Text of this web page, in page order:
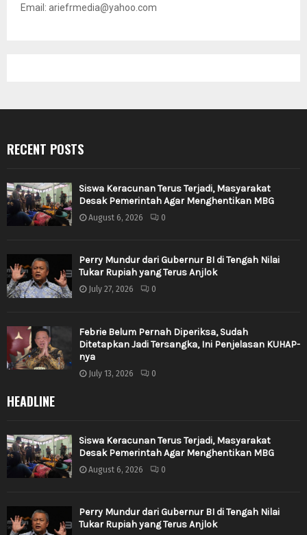
Email: ariefrmedia@yahoo.com
RECENT POSTS
Siswa Keracunan Terus Terjadi, Masyarakat
Desak Pemerintah Agar Menghentikan MBG
August 6, 2026 0
Perry Mundur dari Gubernur BI di Tengah Nilai
Tukar Rupiah yang Terus Anjlok
July 27, 2026 0
Febrie Belum Pernah Diperiksa, Sudah
Ditetapkan Jadi Tersangka, Ini Penjelasan KUHAP-
nya
July 13, 2026 0
HEADLINE
Siswa Keracunan Terus Terjadi, Masyarakat
Desak Pemerintah Agar Menghentikan MBG
August 6, 2026 0
Perry Mundur dari Gubernur BI di Tengah Nilai
Tukar Rupiah yang Terus Anjlok